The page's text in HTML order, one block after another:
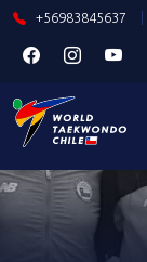
+56983845637